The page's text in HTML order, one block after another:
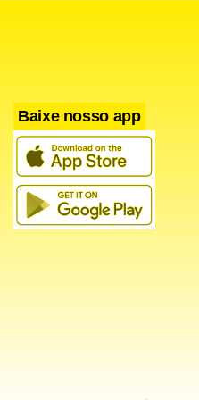
Entre as novidades de 2026
atendimento especializado.
transtornos mentais, como
poderão solicitar adaptações
Baixe nosso app